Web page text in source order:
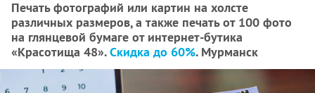
Печать фотографий или картин на холсте
различных размеров, а также печать от 100 фото
на глянцевой бумаге от интернет-бутика
«Красотища 48».Скидка до 60%. Мурманск